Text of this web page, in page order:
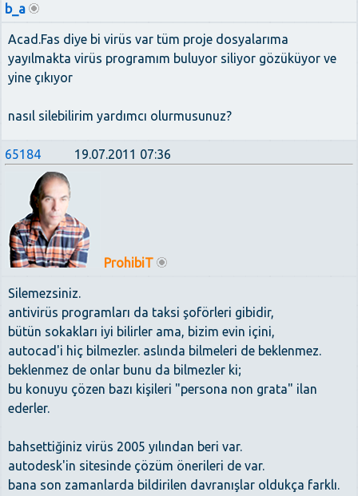
b_a
Acad.Fas diye bi virüs var tüm proje dosyalarıma
yayılmakta virüs programım buluyor siliyor gözüküyor ve
yine çıkıyor
nasıl silebilirim yardımcı olurmusunuz?
65184 19.07.2011 07:36
ProhibiT
Silemezsiniz.
antivirüs programları da taksi şoförleri gibidir,
bütün sokakları iyi bilirler ama, bizim evin içini,
autocad'i hiç bilmezler. aslında bilmeleri de beklenmez.
beklenmez de onlar bunu da bilmezler ki;
bu konuyu çözen bazı kişileri "persona non grata" ilan
ederler.
bahsettiğiniz virüs 2005 yılından beri var.
autodesk'in sitesinde çözüm önerileri de var.
bana son zamanlarda bildirilen davranışlar oldukça farklı.